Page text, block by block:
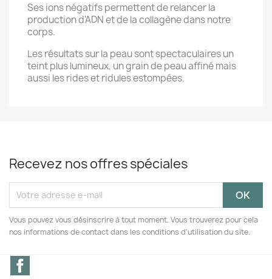
Ses ions négatifs permettent de relancer la
production d'ADN et de la collagène dans notre
corps.
Les résultats sur la peau sont spectaculaires un
teint plus lumineux, un grain de peau affiné mais
aussi les rides et ridules estompées.
Recevez nos offres spéciales
Vous pouvez vous désinscrire à tout moment. Vous trouverez pour cela
nos informations de contact dans les conditions d'utilisation du site.